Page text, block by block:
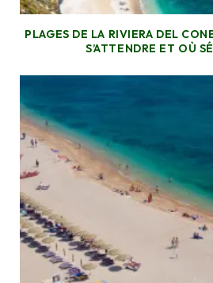
PLAGES DE LA RIVIERA DEL
S’ATTENDRE ET OÙ